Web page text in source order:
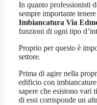
In quanto professionisti
sempre importante
Imbiancatura Via
funzioni di ogni tipo
Proprio per questo è
settore.
Prima di agire nella
edificio con
sapere che esistono vari
di essi corrisponde un